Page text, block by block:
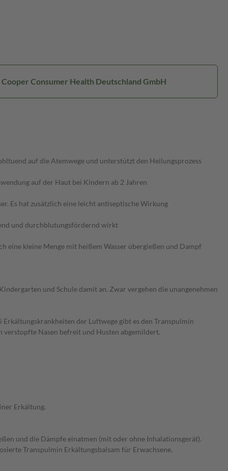
Consumer Health Deutschland GmbH
auf die Atemwege und unterstützt den Heilungsprozess
auf der Haut bei Kindern ab 2 Jahren
Es hat zusätzlich eine leicht antiseptische Wirkung
und durchblutungsfördernd wirkt
eine kleine Menge mit heißem Wasser übergießen und Dampf
und Schule damit an. Zwar vergehen die unangenehmen
der Luftwege gibt es den Transpulmin
Nasen befreit und Husten abgemildert.
Erkältung.
und die Dämpfe einatmen (mit oder ohne Inhalationsgerät).
Transpulmin Erkältungsbalsam für Erwachsene.